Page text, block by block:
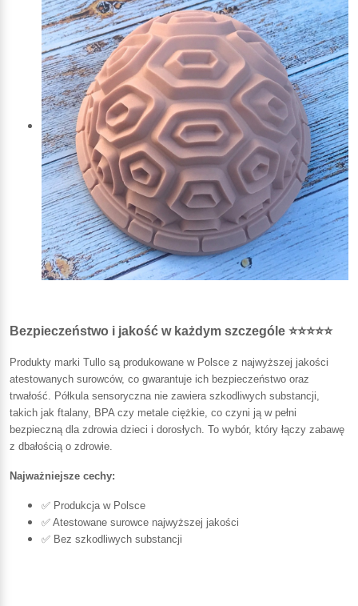
Bezpieczeństwo i jakość w każdym szczególe ⭐⭐⭐⭐⭐
Produkty marki Tullo są produkowane w Polsce z najwyższej jakości
atestowanych surowców, co gwarantuje ich bezpieczeństwo oraz
trwałość. Półkula sensoryczna nie zawiera szkodliwych substancji,
takich jak ftalany, BPA czy metale ciężkie, co czyni ją w pełni
bezpieczną dla zdrowia dzieci i dorosłych. To wybór, który łączy zabawę
z dbałością o zdrowie.
Najważniejsze cechy:
✅ Produkcja w Polsce
✅ Atestowane surowce najwyższej jakości
✅ Bez szkodliwych substancji